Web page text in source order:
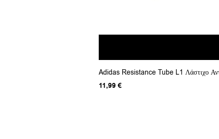
Adidas Resistance Tube L1 Λάστιχο
11,99 €